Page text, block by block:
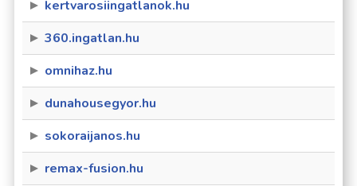
kertvarosiingatlanok.hu
360.ingatlan.hu
omnihaz.hu
dunahousegyor.hu
sokoraijanos.hu
remax-fusion.hu